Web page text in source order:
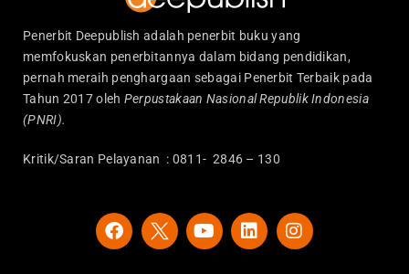
Penerbit Deepublish adalah penerbit buku yang
memfokuskan penerbitannya dalam bidang pendidikan,
pernah meraih penghargaan sebagai Penerbit Terbaik pada
Tahun 2017 oleh Perpustakaan Nasional Republik Indonesia
(PNRI).
Kritik/Saran Pelayanan : 0811- 2846 – 130
F
a
Y
o
L
i
I
n